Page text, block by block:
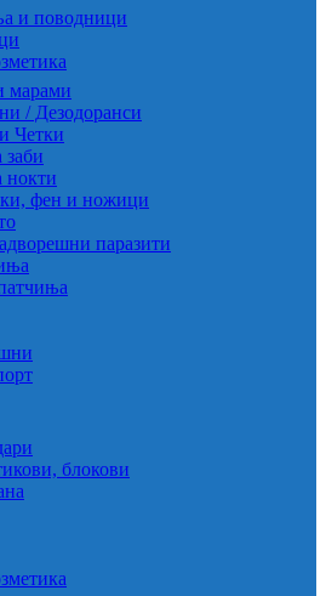
и поводници
марами
/ Дезодоранси
Четки
заби
нокти
фен и ножици
паразити
блокови